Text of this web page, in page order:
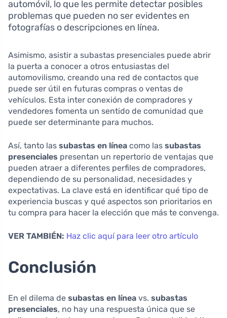
automóvil, lo que les permite detectar posibles
problemas que pueden no ser evidentes en
fotografías o descripciones en línea.
Asimismo, asistir a subastas presenciales puede abrir
la puerta a conocer a otros entusiastas del
automovilismo, creando una red de contactos que
puede ser útil en futuras compras o ventas de
vehículos. Esta inter conexión de compradores y
vendedores fomenta un sentido de comunidad que
puede ser determinante para muchos.
Así, tanto las subastas en línea como las subastas
presenciales presentan un repertorio de ventajas que
pueden atraer a diferentes perfiles de compradores,
dependiendo de su personalidad, necesidades y
expectativas. La clave está en identificar qué tipo de
experiencia buscas y qué aspectos son prioritarios en
tu compra para hacer la elección que más te convenga.
VER TAMBIÉN: Haz clic aquí para leer otro artículo
Conclusión
En el dilema de subastas en línea vs. subastas
presenciales, no hay una respuesta única que se